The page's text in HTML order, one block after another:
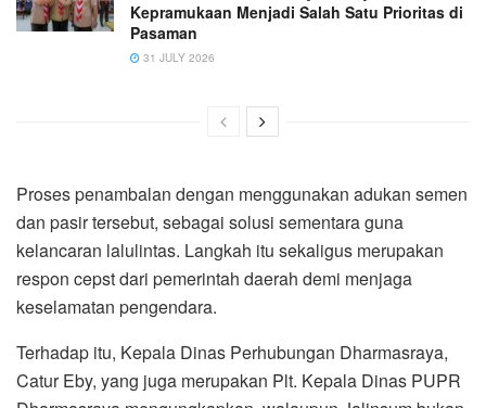
Kepramukaan Menjadi Salah Satu Prioritas di
Pasaman
31 JULY 2026
Proses penambalan dengan menggunakan adukan semen
dan pasir tersebut, sebagai solusi sementara guna
kelancaran lalulintas. Langkah itu sekaligus merupakan
respon cepst dari pemerintah daerah demi menjaga
keselamatan pengendara.
Terhadap itu, Kepala Dinas Perhubungan Dharmasraya,
Catur Eby, yang juga merupakan Plt. Kepala Dinas PUPR